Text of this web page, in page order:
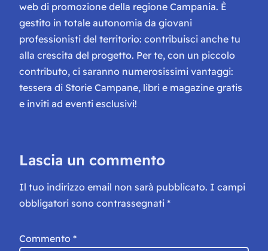
web di promozione della regione Campania. È
gestito in totale autonomia da giovani
professionisti del territorio: contribuisci anche tu
alla crescita del progetto. Per te, con un piccolo
contributo, ci saranno numerosissimi vantaggi:
tessera di Storie Campane, libri e magazine gratis
e inviti ad eventi esclusivi!
Lascia un commento
Il tuo indirizzo email non sarà pubblicato. I campi
obbligatori sono contrassegnati *
Commento *